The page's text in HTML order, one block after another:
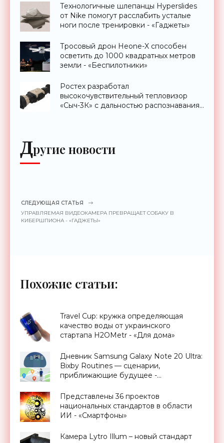
Технологичные шлепанцы Hyperslides
от Nike помогут расслабить усталые
ноги после тренировки - «Гаджеты»
Тросовый дрон Heone-X способен
осветить до 1000 квадратных метров
земли - «Беспилотники»
Ростех разработал
высокочувствительный тепловизор
«Сыч-3К» с дальностью распознавания
Другие новости
СЛЕДУЮЩАЯ СТАТЬЯ
УПРАВЛЯЕМАЯ ВИДЕОКАМЕРА ПРЕВРАЩАЕТ СОБАКУ В
КИБЕРШПИОНА - «ГАДЖЕТЫ»
Похожие статьи:
Travel Cup: кружка определяющая
качество воды от украинского
стартапа H2OMetr - «Для дома»
Дневник Samsung Galaxy Note 20 Ultra:
Bixby Routines — сценарии,
приближающие будущее -
Представлены 36 проектов
национальных стандартов в области
ИИ - «Смартфоны»
Камера Lytro Illum – новый стандарт